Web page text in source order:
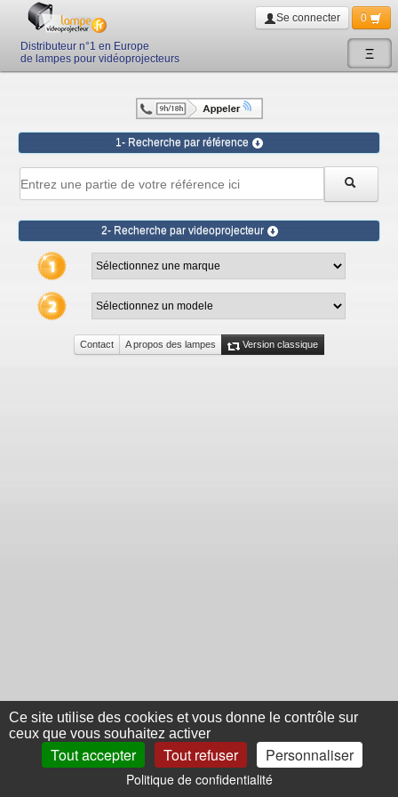
Ξ
Distributeur n°1 en Europe
de lampes pour vidéoprojecteurs
Se connecter 0
1- Recherche par référence
2- Recherche par videoprojecteur
Contact A propos des lampes Version classique
Ce site utilise des cookies et vous donne le contrôle sur
ceux que vous souhaitez activer
Tout accepter Tout refuser Personnaliser
Politique de confidentialité